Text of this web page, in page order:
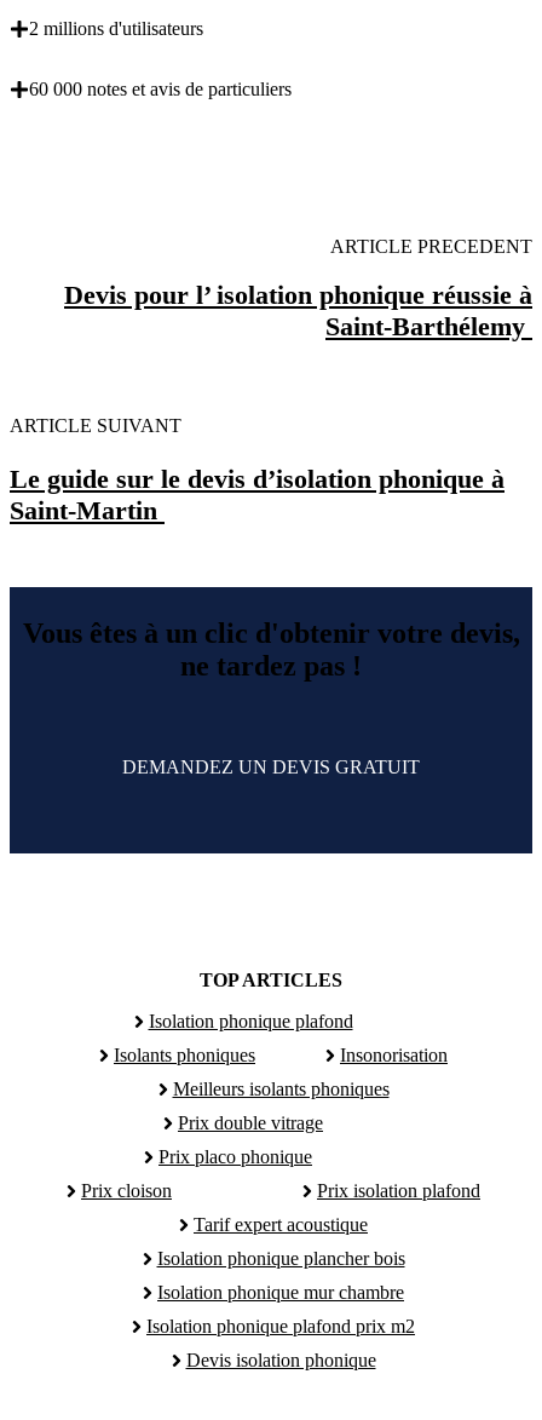
2 millions d'utilisateurs
60 000 notes et avis de particuliers
ARTICLE PRECEDENT
Devis pour l’ isolation phonique réussie à
Saint-Barthélemy
ARTICLE SUIVANT
Le guide sur le devis d’isolation phonique à
Saint-Martin
Vous êtes à un clic d'obtenir votre devis,
ne tardez pas !
DEMANDEZ UN DEVIS GRATUIT
TOP ARTICLES
Isolation phonique plafond
Isolants phoniques
Insonorisation
Meilleurs isolants phoniques
Prix double vitrage
Prix placo phonique
Prix cloison
Prix isolation plafond
Tarif expert acoustique
Isolation phonique plancher bois
Isolation phonique mur chambre
Isolation phonique plafond prix m2
Devis isolation phonique